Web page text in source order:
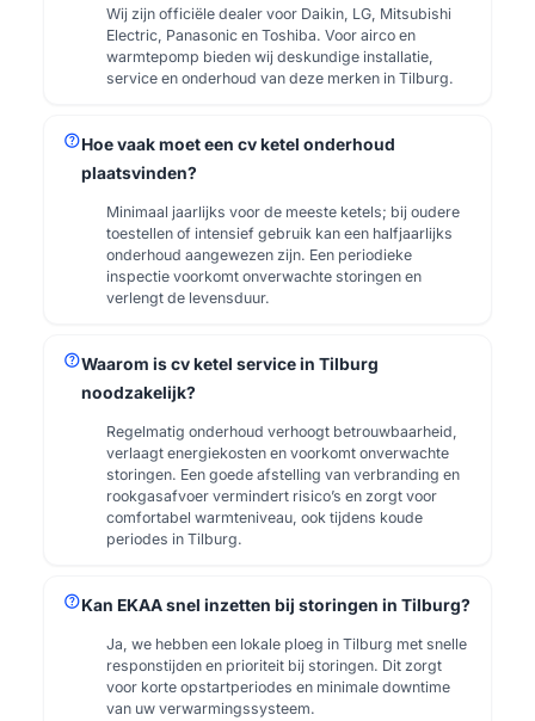
Wij zijn officiële dealer voor Daikin, LG, Mitsubishi
Electric, Panasonic en Toshiba. Voor airco en
warmtepomp bieden wij deskundige installatie,
service en onderhoud van deze merken in Tilburg.
helpHoe vaak moet een cv ketel onderhoud
plaatsvinden?
Minimaal jaarlijks voor de meeste ketels; bij oudere
toestellen of intensief gebruik kan een halfjaarlijks
onderhoud aangewezen zijn. Een periodieke
inspectie voorkomt onverwachte storingen en
verlengt de levensduur.
helpWaarom is cv ketel service in Tilburg
noodzakelijk?
Regelmatig onderhoud verhoogt betrouwbaarheid,
verlaagt energiekosten en voorkomt onverwachte
storingen. Een goede afstelling van verbranding en
rookgasafvoer vermindert risico’s en zorgt voor
comfortabel warmteniveau, ook tijdens koude
periodes in Tilburg.
helpKan EKAA snel inzetten bij storingen in Tilburg?
Ja, we hebben een lokale ploeg in Tilburg met snelle
responstijden en prioriteit bij storingen. Dit zorgt
voor korte opstartperiodes en minimale downtime
van uw verwarmingssysteem.